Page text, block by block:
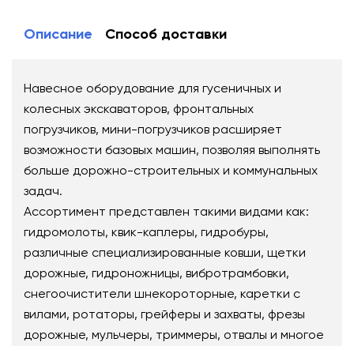
Описание Способ доставки
Навесное оборудование для гусеничных и
колесных экскаваторов, фронтальных
погрузчиков, мини-погрузчиков расширяет
возможности базовых машин, позволяя выполнять
больше дорожно-строительных и коммунальных
задач.
Ассортимент представлен такими видами как:
гидромолоты, квик-каплеры, гидробуры,
различные специализированные ковши, щетки
дорожные, гидроножницы, вибротрамбовки,
снегоочистители шнекороторные, каретки с
вилами, ротаторы, грейферы и захваты, фрезы
дорожные, мульчеры, триммеры, отвалы и многое